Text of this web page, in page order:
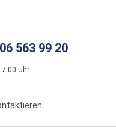
563 99 20
Uhr